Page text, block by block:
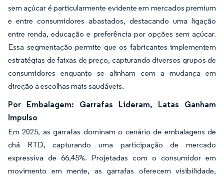
sem açúcar é particularmente evidente em mercados premium
e entre consumidores abastados, destacando uma ligação
entre renda, educação e preferência por opções sem açúcar.
Essa segmentação permite que os fabricantes implementem
estratégias de faixas de preço, capturando diversos grupos de
consumidores enquanto se alinham com a mudança em
direção a escolhas mais saudáveis.
Por Embalagem: Garrafas Lideram, Latas Ganham
Impulso
Em 2025, as garrafas dominam o cenário de embalagens de
chá RTD, capturando uma participação de mercado
expressiva de 66,45%. Projetadas com o consumidor em
movimento em mente, as garrafas oferecem visibilidade,